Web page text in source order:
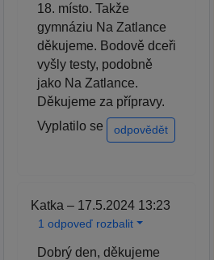
18. místo. Takže
gymnáziu Na Zatlance
děkujeme. Bodově dceři
vyšly testy, podobně
jako Na Zatlance.
Děkujeme za přípravy.
Vyplatilo se
odpovědět
Katka – 17.5.2024 13:23
1 odpoveď rozbalit
Dobrý den, děkujeme